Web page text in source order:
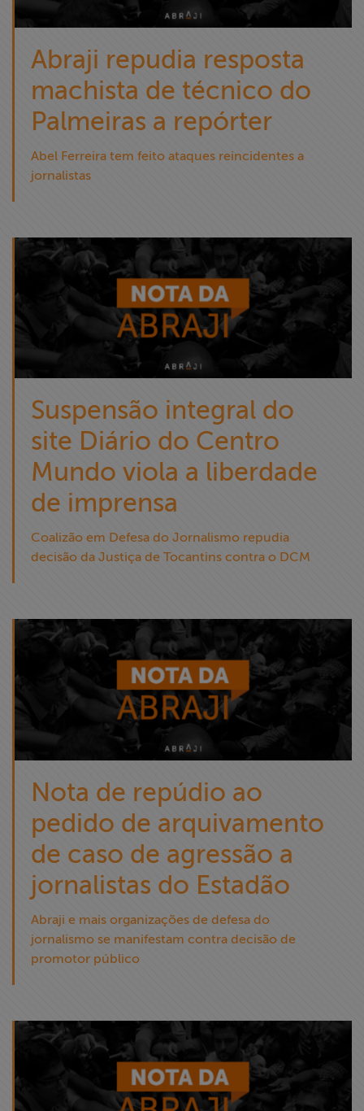
Abraji repudia resposta
machista de técnico do
Palmeiras a repórter
Abel Ferreira tem feito ataques reincidentes a
jornalistas
Suspensão integral do
site Diário do Centro
Mundo viola a liberdade
de imprensa
Coalizão em Defesa do Jornalismo repudia
decisão da Justiça de Tocantins contra o DCM
Nota de repúdio ao
pedido de arquivamento
de caso de agressão a
jornalistas do Estadão
Abraji e mais organizações de defesa do
jornalismo se manifestam contra decisão de
promotor público